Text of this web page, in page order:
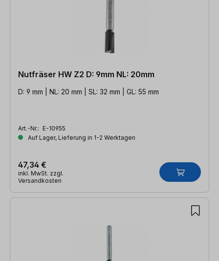
Nutfräser HW Z2 D: 9mm NL: 20mm
D: 9 mm | NL: 20 mm | SL: 32 mm | GL: 55 mm
Art.-Nr.: E-10955
Auf Lager, Lieferung in 1-2 Werktagen
47,34 €
inkl. MwSt. zzgl.
Versandkosten